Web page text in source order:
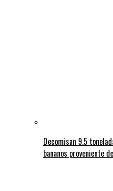
Decomisan 9.5
bananos proveniente